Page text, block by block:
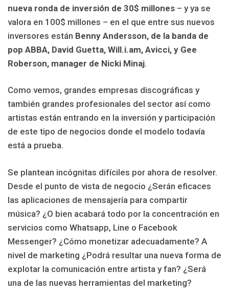
nueva ronda de inversión de 30$ millones – y ya se
valora en 100$ millones – en el que entre sus nuevos
inversores están Benny Andersson, de la banda de
pop ABBA, David Guetta, Will.i.am, Avicci, y Gee
Roberson, manager de Nicki Minaj.
Como vemos, grandes empresas discográficas y
también grandes profesionales del sector así como
artistas están entrando en la inversión y participación
de este tipo de negocios donde el modelo todavía
está a prueba.
Se plantean incógnitas difíciles por ahora de resolver.
Desde el punto de vista de negocio ¿Serán eficaces
las aplicaciones de mensajería para compartir
música? ¿O bien acabará todo por la concentración en
servicios como Whatsapp, Line o Facebook
Messenger? ¿Cómo monetizar adecuadamente? A
nivel de marketing ¿Podrá resultar una nueva forma de
explotar la comunicación entre artista y fan? ¿Será
una de las nuevas herramientas del marketing?